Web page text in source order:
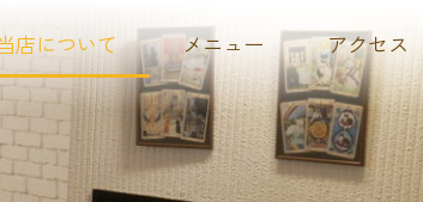
店について メニュー アクセス